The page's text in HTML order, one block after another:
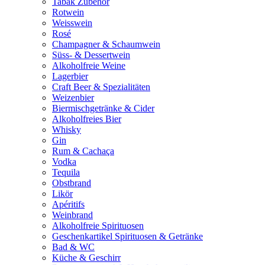
Rotwein
Weisswein
Rosé
Champagner & Schaumwein
Süss- & Dessertwein
Alkoholfreie Weine
Lagerbier
Craft Beer & Spezialitäten
Weizenbier
Biermischgetränke & Cider
Alkoholfreies Bier
Whisky
Gin
Rum & Cachaça
Vodka
Tequila
Obstbrand
Likör
Apéritifs
Weinbrand
Alkoholfreie Spirituosen
Geschenkartikel Spirituosen & Getränke
Bad & WC
Küche & Geschirr